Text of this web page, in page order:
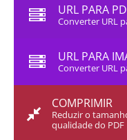
URL PARA
Converter URL
URL PARA
Converter URL
COMPRIMIR
Reduzir o
qualidade do PDF